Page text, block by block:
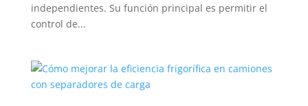
independientes. Su función principal es permitir el
control de...